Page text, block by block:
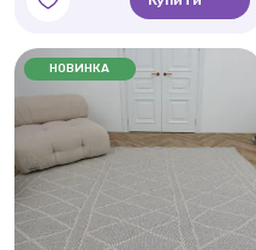
НОВИНКА